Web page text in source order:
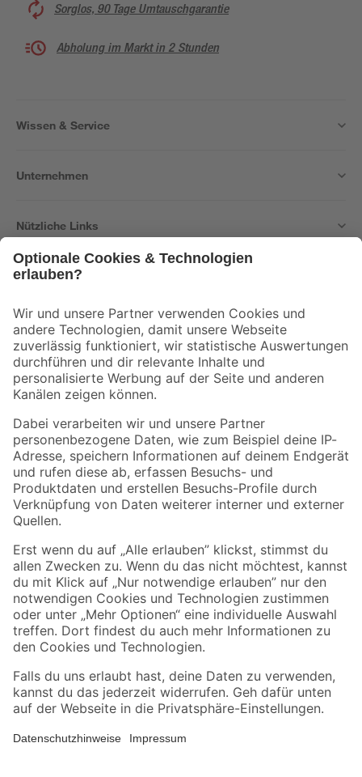
Sorglos, 90 Tage Umtauschgarantie
Abholung im Markt in 2 Stunden
Wissen & Service
Unternehmen
Nützliche Links
Der toom Newsletter: Keine Angebote und Aktionen mehr verpassen!
Zur Newsletter Anmeldung
Folge uns
Zahlungsarten Versandarten
Sicher einkaufen
Jetzt die toom-App herunterladen
Alle Preisangaben in EUR inkl. gesetzl. MwSt.. Die dargestellten Angebote sind unter
Umständen nicht in allen Märkten verfügbar. Die angegebenen Verfügbarkeiten beziehen
Produkte nur solange der Vorrat reicht.
*Paketversand ab 59 € versandkostenfrei, gilt nicht für Artikel mit Speditionsversand, hier